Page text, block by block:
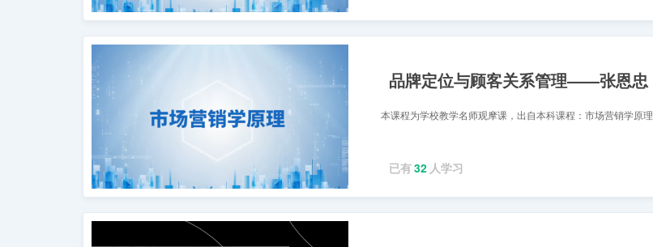
品牌定位与顾客关系管理——张恩忠
本课程为学校教学名师观摩课，出自本科课程：市场营销学原理
已有32 人学习